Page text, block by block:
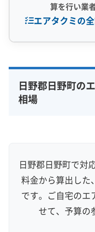
算を行い業
エアタクミの全
完全分解洗浄 部分クリ
資格保有スタッフ
エコ洗剤使用
アレルギ
地域密着型
フランチャ
定額料金 複数台割引
日野郡日野町の
相場
日野郡日野町で対
料金から算出した
です。ご自宅のエ
せて、予算の